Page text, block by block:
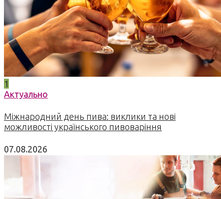
1
Актуально
Міжнародний день пива: виклики та нові
можливості українського пивоваріння
07.08.2026